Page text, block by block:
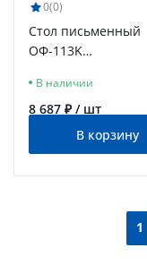
0(0)
Стол письменный
ОФ-113K
В наличии
8 687 ₽ / шт
В корзину
1